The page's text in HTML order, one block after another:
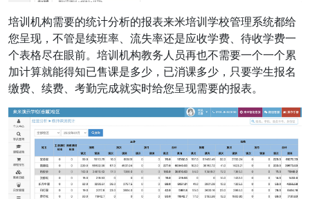
培训机构需要的统计分析的报表来米培训学校管理系统都给
您呈现，不管是续班率、流失率还是应收学费、待收学费一
个表格尽在眼前。培训机构教务人员再也不需要一个一个累
加计算就能得知已售课是多少，已消课多少，只要学生报名
缴费、续费、考勤完成就实时给您呈现需要的报表。